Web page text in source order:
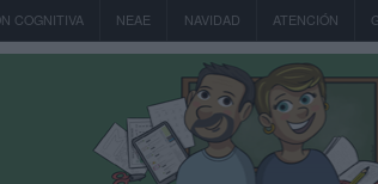
COGNITIVA NEAE NAVIDAD ATENCIÓN